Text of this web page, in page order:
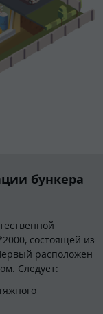
бункера
состоящей из
расположен
Следует: